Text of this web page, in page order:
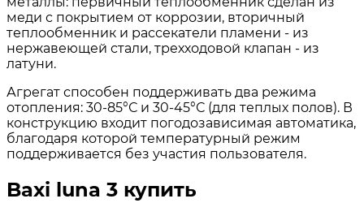
меди с покрытием от коррозии, вторичный
теплообменник и рассекатели пламени - из
нержавеющей стали, трехходовой клапан - из
латуни.
Агрегат способен поддерживать два режима
отопления: 30-85°С и 30-45°С (для теплых полов). В
конструкцию входит погодозависимая автоматика,
благодаря которой температурный режим
поддерживается без участия пользователя.
Baxi luna 3 купить